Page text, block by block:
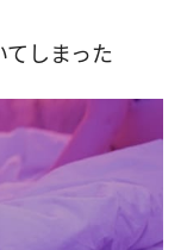
てしまった